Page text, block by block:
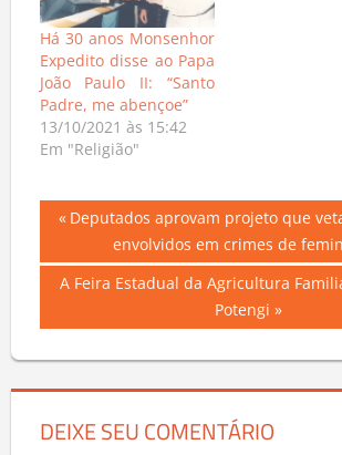
Há 30 anos Monsenhor
Expedito disse ao Papa
João Paulo II: “Santo
Padre, me abençoe”
13/10/2021 às 15:42
Em "Religião"
Navegação
de
Previous
Deputados aprovam projeto que
envolvidos em crimes de
Next
A Feira Estadual da Agricultura
Potengi
DEIXE SEU COMENTÁRIO